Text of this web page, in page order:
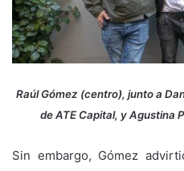
Raúl Gómez (centro), junto a
de ATE Capital, y Agustina
Sin embargo, Gómez